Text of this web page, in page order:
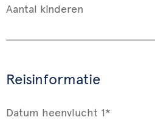
Aantal kinderen
Reisinformatie
Datum heenvlucht 1*